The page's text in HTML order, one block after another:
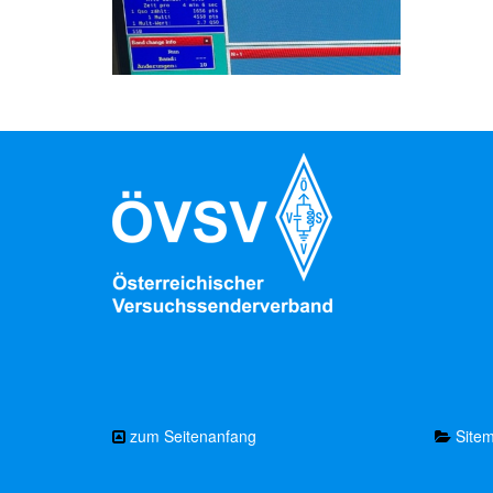
zum Seitenanfang